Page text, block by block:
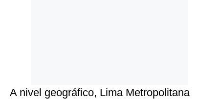
A nivel geográfico, Lima Metropolitana